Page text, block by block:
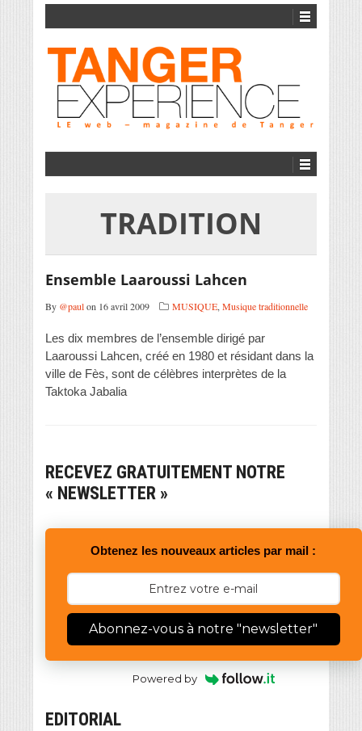
TRADITION
Ensemble Laaroussi Lahcen
By @paulon 16 avril 2009 MUSIQUE, Musique traditionnelle
Les dix membres de l’ensemble dirigé par
Laaroussi Lahcen, créé en 1980 et résidant dans la
ville de Fès, sont de célèbres interprètes de la
Taktoka Jabalia
RECEVEZ GRATUITEMENT NOTRE
« NEWSLETTER »
Obtenez les nouveaux articles par mail :
Abonnez-vous à notre "newsletter"
Powered by
EDITORIAL